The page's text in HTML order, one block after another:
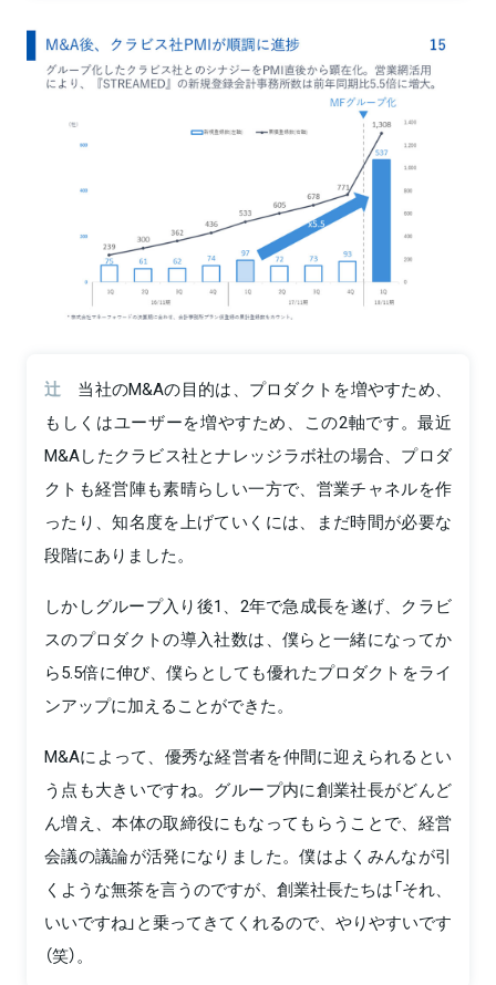
辻
当社のM&Aの目的は、プロダクトを増やすため、
もしくはユーザーを増やすため、この2軸です。最近
M&Aしたクラビス社とナレッジラボ社の場合、プロダ
クトも経営陣も素晴らしい一方で、営業チャネルを作
ったり、知名度を上げていくには、まだ時間が必要な
段階にありました。
しかしグループ入り後1、2年で急成長を遂げ、クラビ
スのプロダクトの導入社数は、僕らと一緒になってか
ら5.5倍に伸び、僕らとしても優れたプロダクトをライ
ンアップに加えることができた。
M&Aによって、優秀な経営者を仲間に迎えられるとい
う点も大きいですね。グループ内に創業社長がどんど
ん増え、本体の取締役にもなってもらうことで、経営
会議の議論が活発になりました。僕はよくみんなが引
くような無茶を言うのですが、創業社長たちは「それ、
いいですね」と乗ってきてくれるので、やりやすいです
（笑）。